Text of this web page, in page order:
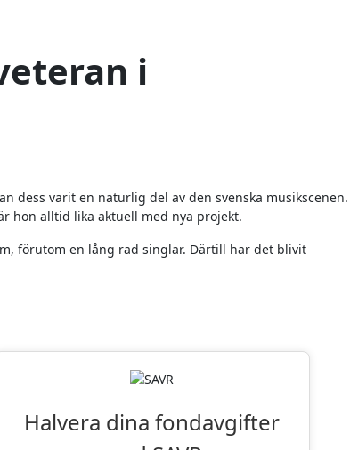
i
hon alltid lika aktuell med nya projekt.
förutom en lång rad singlar. Därtill har det blivit
Halvera dina fondavgifter